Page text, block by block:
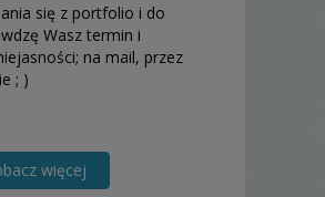
się z portfolio i do
Wasz termin i
na mail, przez
; )
więcej